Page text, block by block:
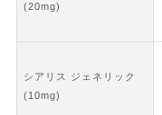
(20mg)
シアリス ジェネリック
(10mg)